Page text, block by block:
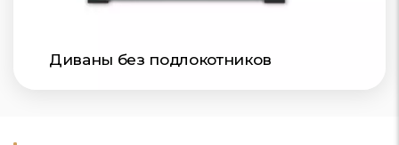
Диваны без подлокотников